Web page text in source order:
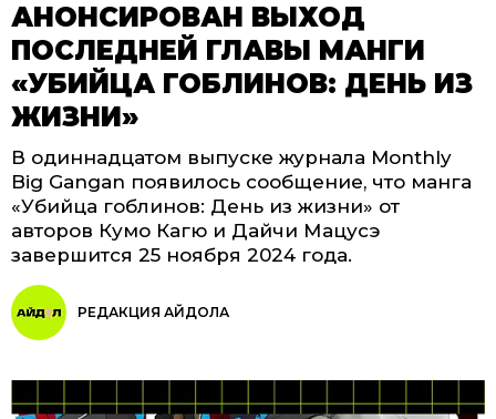
АНОНСИРОВАН ВЫХОД
ПОСЛЕДНЕЙ ГЛАВЫ МАНГИ
«УБИЙЦА ГОБЛИНОВ: ДЕНЬ ИЗ
ЖИЗНИ»
В одиннадцатом выпуске журнала Monthly
Big Gangan появилось сообщение, что манга
«Убийца гоблинов: День из жизни» от
авторов Кумо Кагю и Дайчи Мацусэ
завершится 25 ноября 2024 года.
РЕДАКЦИЯ АЙДОЛА